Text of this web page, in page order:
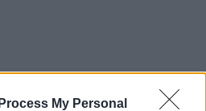
My Personal